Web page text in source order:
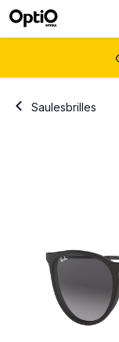
Saulesbrilles